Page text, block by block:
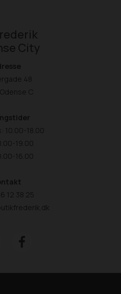
City
48
C
10.00-18.00
19.00
16.00
12 38 25